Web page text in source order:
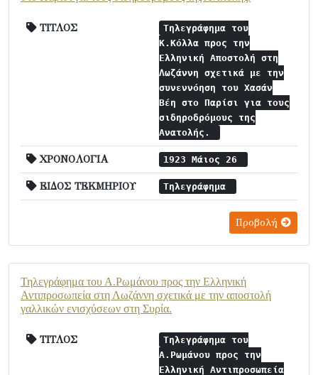
ΤΙΤΛΟΣ
Τηλεγράφημα του
Κ.Κόλλα προς την
Ελληνική Αποστολή στη
Λωζάννη σχετικά με την
συνεννόηση του Χασάν
Βέη στο Παρίσι για τους
σιδηροδρόμους της
Ανατολής.
ΧΡΟΝΟΛΟΓΙΑ 1923 Μάιος 26
ΕΙΔΟΣ ΤΕΚΜΗΡΙΟΥ Τηλεγράφημα
Προβολή
Τηλεγράφημα του Α.Ρωμάνου προς την Ελληνική
Αντιπροσωπεία στη Λωζάννη σχετικά με την αποστολή
γαλλικών ενισχύσεων στη Συρία.
ΤΙΤΛΟΣ
Τηλεγράφημα του
Α.Ρωμάνου προς την
Ελληνική Αντιπροσωπεία